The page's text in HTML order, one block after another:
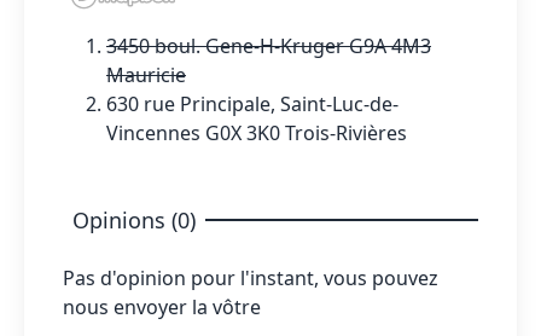
3450 boul. Gene-H-Kruger G9A 4M3
Mauricie
630 rue Principale, Saint-Luc-de-
Vincennes G0X 3K0 Trois-Rivières
Opinions (0)
Pas d'opinion pour l'instant, vous pouvez
nous envoyer la vôtre